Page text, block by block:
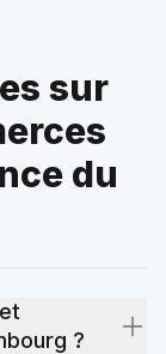
sur
du
?